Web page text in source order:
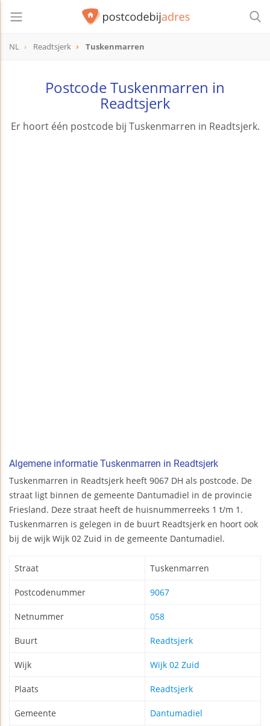
NL Readtsjerk Tuskenmarren
Postcode Tuskenmarren in
Readtsjerk
Er hoort één postcode bij Tuskenmarren in Readtsjerk.
Algemene informatie Tuskenmarren in Readtsjerk
Tuskenmarren in Readtsjerk heeft 9067 DH als postcode. De
straat ligt binnen de gemeente Dantumadiel in de provincie
Friesland. Deze straat heeft de huisnummerreeks 1 t/m 1.
Tuskenmarren is gelegen in de buurt Readtsjerk en hoort ook
bij de wijk Wijk 02 Zuid in de gemeente Dantumadiel.
Straat Tuskenmarren
Postcodenummer 9067
Netnummer 058
Buurt Readtsjerk
Wijk Wijk 02 Zuid
Plaats Readtsjerk
Gemeente Dantumadiel